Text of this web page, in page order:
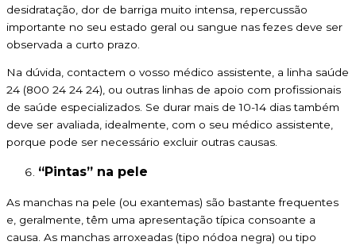
desidratação, dor de barriga muito intensa, repercussão
importante no seu estado geral ou sangue nas fezes deve ser
observada a curto prazo.
Na dúvida, contactem o vosso médico assistente, a linha saúde
24 (800 24 24 24), ou outras linhas de apoio com profissionais
de saúde especializados. Se durar mais de 10-14 dias também
deve ser avaliada, idealmente, com o seu médico assistente,
porque pode ser necessário excluir outras causas.
“Pintas” na pele
As manchas na pele (ou exantemas) são bastante frequentes
e, geralmente, têm uma apresentação típica consoante a
causa. As manchas arroxeadas (tipo nódoa negra) ou tipo